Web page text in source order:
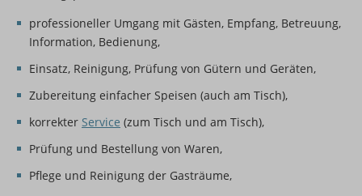
professioneller Umgang mit Gästen, Empfang, Betreuung,
Information, Bedienung,
Einsatz, Reinigung, Prüfung von Gütern und Geräten,
Zubereitung einfacher Speisen (auch am Tisch),
korrekter Service (zum Tisch und am Tisch),
Prüfung und Bestellung von Waren,
Pflege und Reinigung der Gasträume,